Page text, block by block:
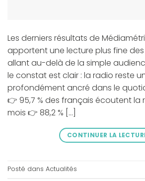
Les derniers résultats de
apportent une lecture plus fine
allant au-delà de la simple
le constat est clair : la radio reste
profondément ancré dans le
👉 95,7 % des français écoutent la
mois 👉 88,2 % […]
CONTINUER LA
Posté dans Actualités